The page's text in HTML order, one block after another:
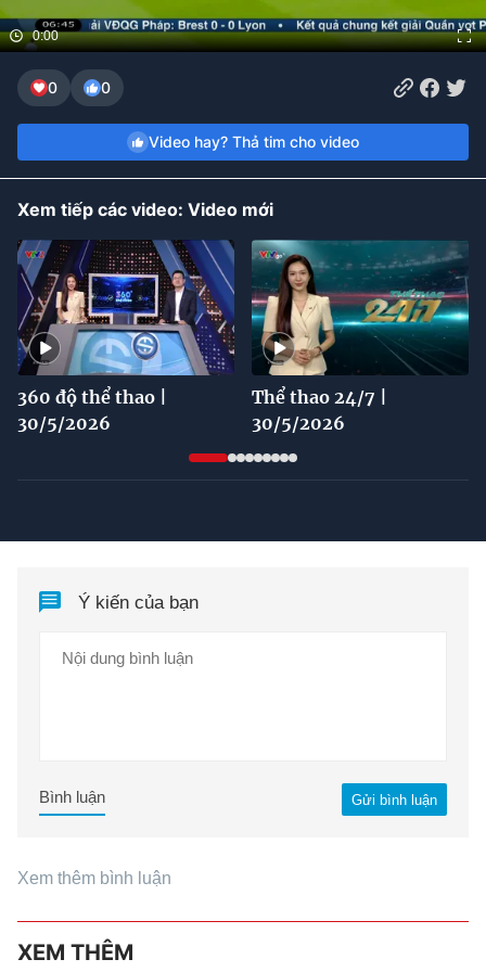
Bóng đá
Thể thao Điện tử
Các môn khác
VIDEO
Bên lề
0:00
0 0
Video hay? Thả tim cho video
Xem tiếp các video: Video mới
360 độ thể thao |
30/5/2026
Thể thao 24/7 |
30/5/2026
Ý kiến của bạn
Gửi bình luận
Bình luận
Xem thêm bình luận
XEM THÊM